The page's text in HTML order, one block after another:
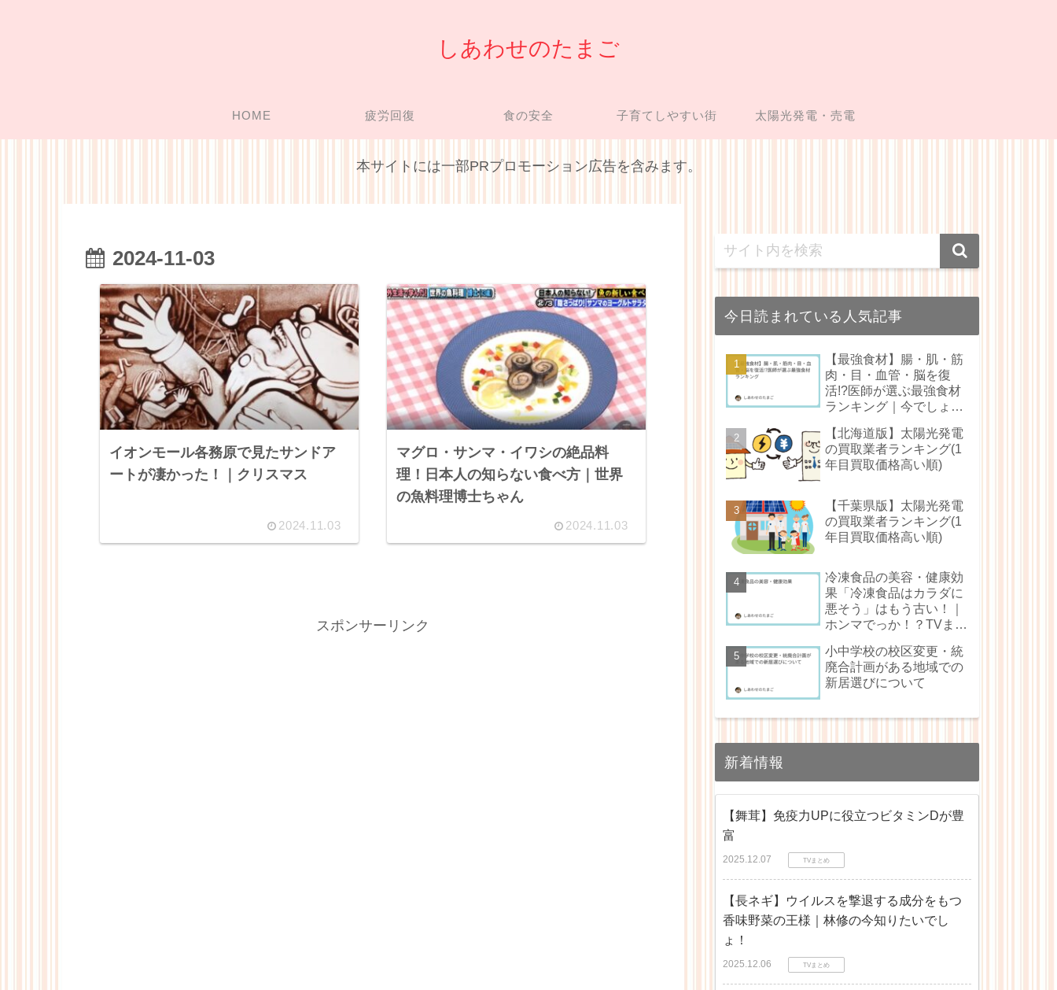
しあわせのたまご
HOME 疲労回復 食の安全 子育てしやすい街 太陽光発電・売電
本サイトには一部PRプロモーション広告を含みます。
2024-11-03
イオンモール各務原で見たサンドア
ートが凄かった！｜クリスマス
2024.11.03
マグロ・サンマ・イワシの絶品料
理！日本人の知らない食べ方｜世界
の魚料理博士ちゃん
2024.11.03
スポンサーリンク
今日読まれている人気記事
【最強食材】腸・肌・筋
肉・目・血管・脳を復
活!?医師が選ぶ最強食材
ランキング｜今でしょ！
とめ
【北海道版】太陽光発電
の買取業者ランキング(1
年目買取価格高い順)
【千葉県版】太陽光発電
の買取業者ランキング(1
年目買取価格高い順)
冷凍食品の美容・健康効
果「冷凍食品はカラダに
悪そう」はもう古い！｜
ホンマでっか！？TVまと
小中学校の校区変更・統
廃合計画がある地域での
新居選びについて
新着情報
【舞茸】免疫力UPに役立つビタミンDが豊
富
2025.12.07 TVまとめ
【長ネギ】ウイルスを撃退する成分をもつ
香味野菜の王様｜林修の今知りたいでし
ょ！
2025.12.06 TVまとめ